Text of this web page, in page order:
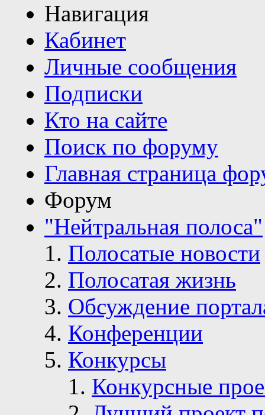
Навигация
Кабинет
Личные сообщения
Подписки
Кто на сайте
Поиск по форуму
Главная страница
Форум
"Нейтральная полоса"
Полосатые новости
Полосатая жизнь
Обсуждение
Конференции
Конкурсы
Конкурсные